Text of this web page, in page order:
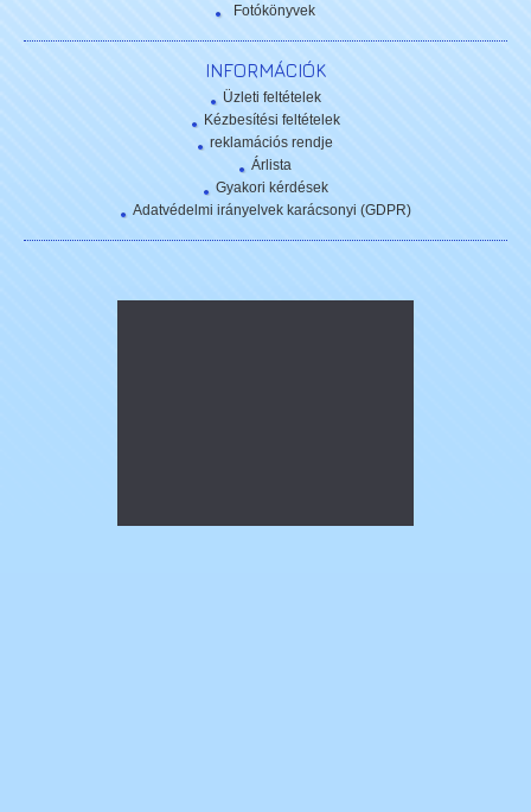
Fotókönyvek
INFORMÁCIÓK
Üzleti feltételek
Kézbesítési feltételek
reklamációs rendje
Árlista
Gyakori kérdések
Adatvédelmi irányelvek karácsonyi (GDPR)